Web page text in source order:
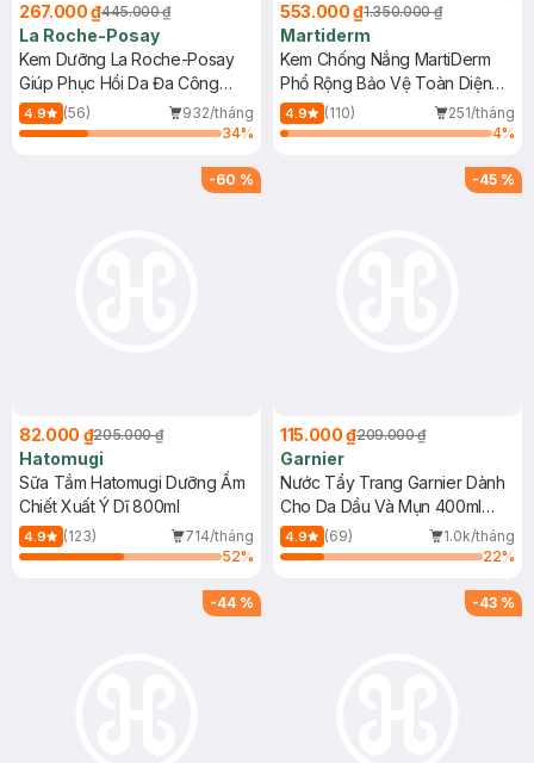
267.000 ₫445.000 ₫
La Roche-Posay
Kem Dưỡng La Roche-Posay
Giúp Phục Hồi Da Đa Công
Dụng 40ml
4.9 (56)
932/tháng
34%
553.000 ₫1.350.000 ₫
Martiderm
Kem Chống Nắng MartiDerm
Phổ Rộng Bảo Vệ Toàn Diện
40ml
4.9 (110)
251/tháng
4%
-60 %
82.000 ₫205.000 ₫
Hatomugi
Sữa Tắm Hatomugi Dưỡng Ẩm
Chiết Xuất Ý Dĩ 800ml
4.9 (123)
714/tháng
52%
-45 %
115.000 ₫209.000 ₫
Garnier
Nước Tẩy Trang Garnier Dành
Cho Da Dầu Và Mụn 400ml
(Mới)
4.9 (69)
1.0k/tháng
22%
-44 % -43 %